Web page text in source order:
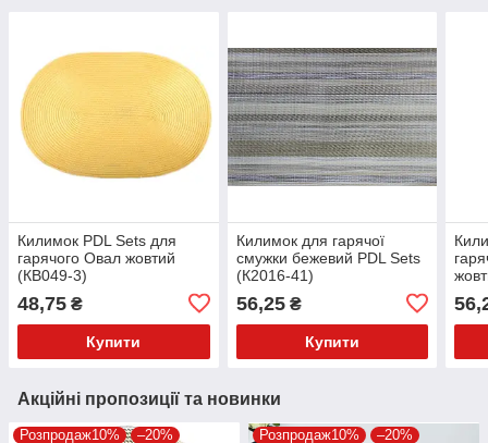
Килимок PDL Sets для
гарячого Овал жовтий
(КВ049-3)
48,75 ₴
Купити
Килимок для гарячої
смужки бежевий PDL Sets
(К2016-41)
56,25₴
Купити
Акційні пропозиції та новинки
Розпродаж10% –20% Розпродаж10% –20%